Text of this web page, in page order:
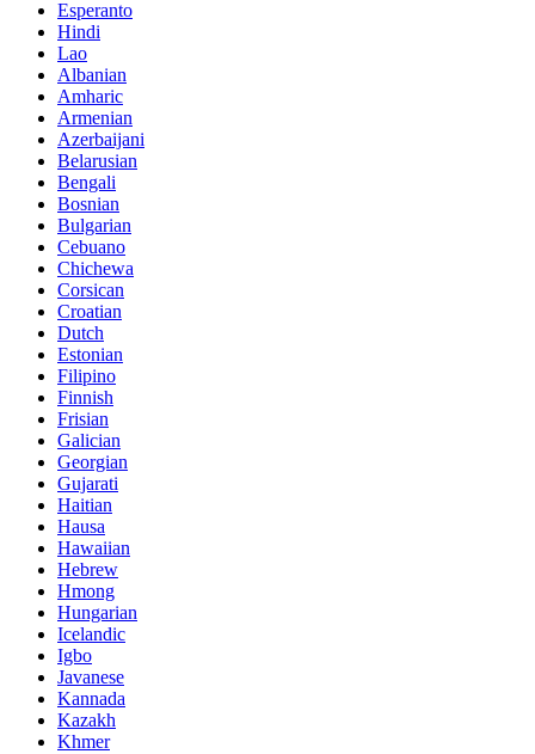
Esperanto
Hindi
Lao
Albanian
Amharic
Armenian
Azerbaijani
Belarusian
Bengali
Bosnian
Bulgarian
Cebuano
Chichewa
Corsican
Croatian
Dutch
Estonian
Filipino
Finnish
Frisian
Galician
Georgian
Gujarati
Haitian
Hausa
Hawaiian
Hebrew
Hmong
Hungarian
Icelandic
Igbo
Javanese
Kannada
Kazakh
Khmer